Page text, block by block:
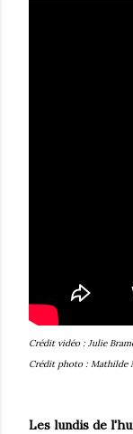
Crédit vidéo : Julie
Crédit photo : Mathilde
Les lundis de